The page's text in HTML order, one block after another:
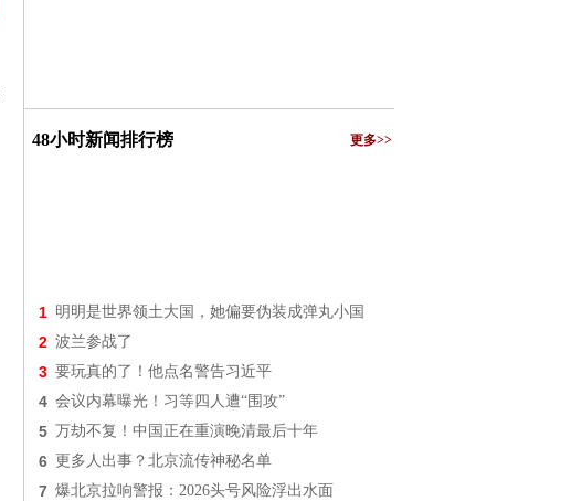
48小时新闻排行榜 更多>>
1 明明是世界领土大国，她偏要伪装成弹丸小国
2 波兰参战了
3 要玩真的了！他点名警告习近平
4 会议内幕曝光！习等四人遭“围攻”
5 万劫不复！中国正在重演晚清最后十年
6 更多人出事？北京流传神秘名单
7 爆北京拉响警报：2026头号风险浮出水面